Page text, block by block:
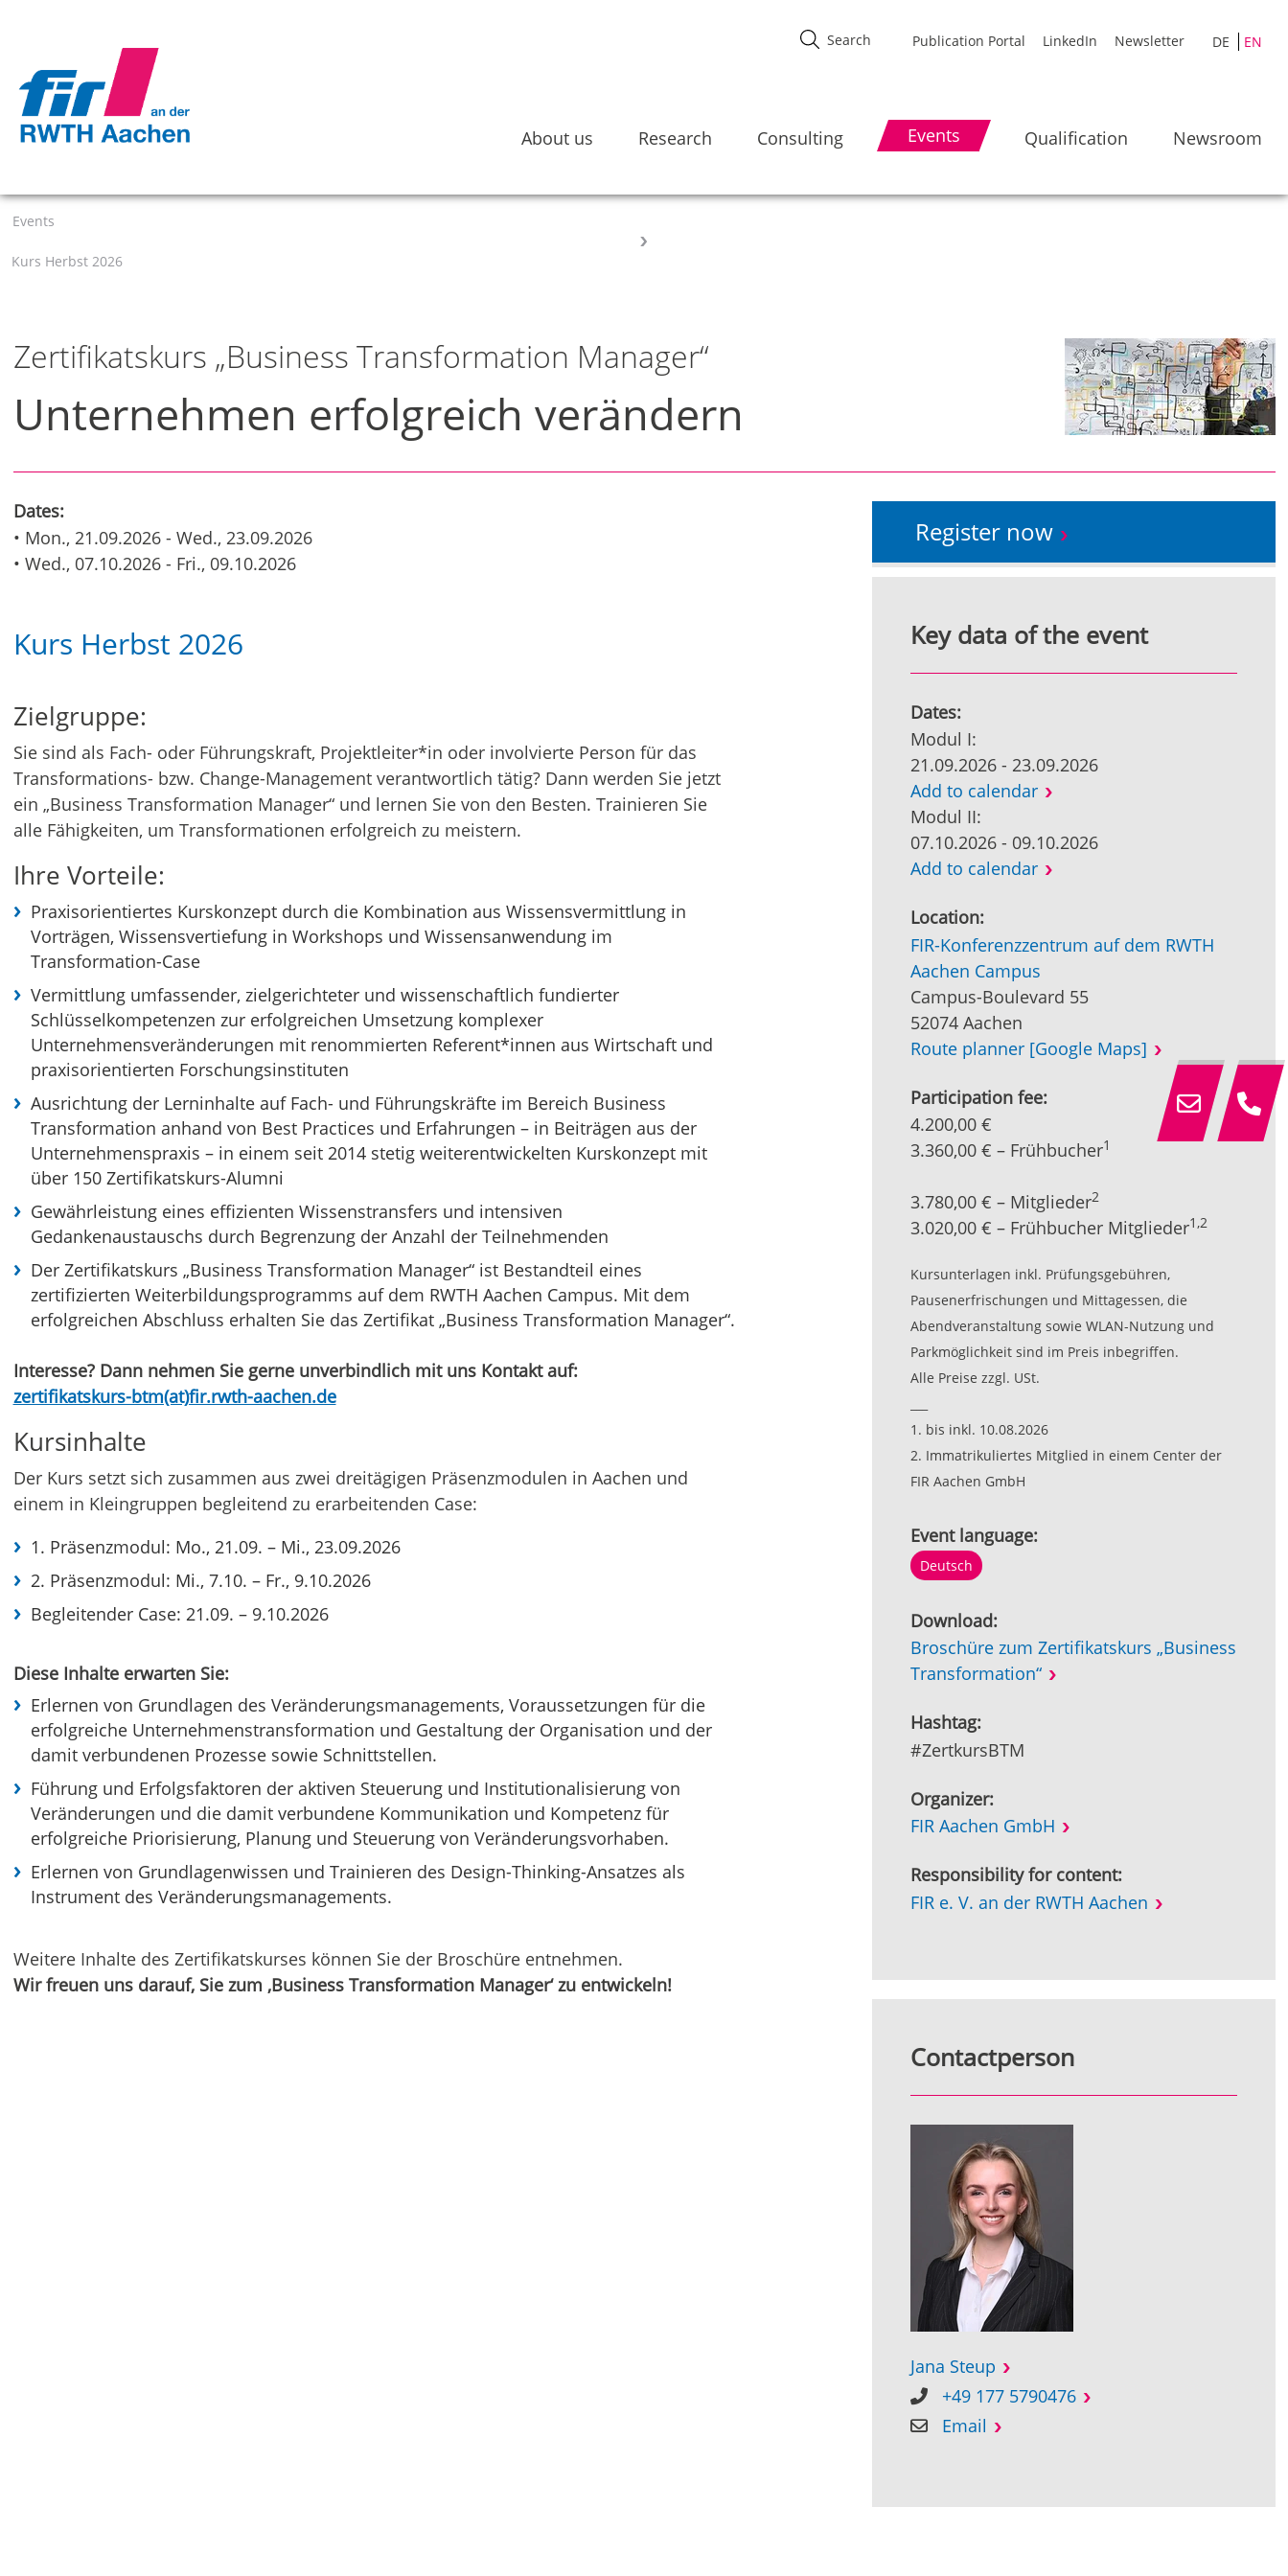
Publication Portal LinkedIn Newsletter DE EN
About us Research Consulting Events Qualification Newsroom
Events
Kurs Herbst 2026
Zertifikatskurs „Business Transformation Manager“
Unternehmen erfolgreich verändern
Dates:
• Mon., 21.09.2026 - Wed., 23.09.2026
• Wed., 07.10.2026 - Fri., 09.10.2026
Kurs Herbst 2026
Zielgruppe:
Sie sind als Fach- oder Führungskraft, Projektleiter*in oder involvierte Person für das
Transformations- bzw. Change-Management verantwortlich tätig? Dann werden Sie jetzt
ein „Business Transformation Manager“ und lernen Sie von den Besten. Trainieren Sie
alle Fähigkeiten, um Transformationen erfolgreich zu meistern.
Ihre Vorteile:
Praxisorientiertes Kurskonzept durch die Kombination aus Wissensvermittlung in
Vorträgen, Wissensvertiefung in Workshops und Wissensanwendung im
Transformation-Case
Vermittlung umfassender, zielgerichteter und wissenschaftlich fundierter
Schlüsselkompetenzen zur erfolgreichen Umsetzung komplexer
Unternehmensveränderungen mit renommierten Referent*innen aus Wirtschaft und
praxisorientierten Forschungsinstituten
Ausrichtung der Lerninhalte auf Fach- und Führungskräfte im Bereich Business
Transformation anhand von Best Practices und Erfahrungen – in Beiträgen aus der
Unternehmenspraxis – in einem seit 2014 stetig weiterentwickelten Kurskonzept mit
über 150 Zertifikatskurs-Alumni
Gewährleistung eines effizienten Wissenstransfers und intensiven
Gedankenaustauschs durch Begrenzung der Anzahl der Teilnehmenden
Der Zertifikatskurs „Business Transformation Manager“ ist Bestandteil eines
zertifizierten Weiterbildungsprogramms auf dem RWTH Aachen Campus. Mit dem
erfolgreichen Abschluss erhalten Sie das Zertifikat „Business Transformation Manager“.
Interesse? Dann nehmen Sie gerne unverbindlich mit uns Kontakt auf:
zertifikatskurs-btm(at)fir.rwth-aachen.de
Kursinhalte
Der Kurs setzt sich zusammen aus zwei dreitägigen Präsenzmodulen in Aachen und
einem in Kleingruppen begleitend zu erarbeitenden Case:
1. Präsenzmodul: Mo., 21.09. – Mi., 23.09.2026
2. Präsenzmodul: Mi., 7.10. – Fr., 9.10.2026
Begleitender Case: 21.09. – 9.10.2026
Diese Inhalte erwarten Sie:
Erlernen von Grundlagen des Veränderungsmanagements, Voraussetzungen für die
erfolgreiche Unternehmenstransformation und Gestaltung der Organisation und der
damit verbundenen Prozesse sowie Schnittstellen.
Führung und Erfolgsfaktoren der aktiven Steuerung und Institutionalisierung von
Veränderungen und die damit verbundene Kommunikation und Kompetenz für
erfolgreiche Priorisierung, Planung und Steuerung von Veränderungsvorhaben.
Erlernen von Grundlagenwissen und Trainieren des Design-Thinking-Ansatzes als
Instrument des Veränderungsmanagements.
Weitere Inhalte des Zertifikatskurses können Sie der Broschüre entnehmen.
Wir freuen uns darauf, Sie zum ‚Business Transformation Manager‘ zu entwickeln!
Register now
Key data of the event
Dates:
Modul I:
21.09.2026 - 23.09.2026
Add to calendar
Modul II:
07.10.2026 - 09.10.2026
Add to calendar
Location:
FIR-Konferenzzentrum auf dem RWTH
Aachen Campus
Campus-Boulevard 55
52074 Aachen
Route planner [Google Maps]
Participation fee:
4.200,00 €
3.360,00 € – Frühbucher1
3.780,00 € – Mitglieder2
3.020,00 € – Frühbucher Mitglieder1,2
Kursunterlagen inkl. Prüfungsgebühren,
Pausenerfrischungen und Mittagessen, die
Abendveranstaltung sowie WLAN-Nutzung und
Parkmöglichkeit sind im Preis inbegriffen.
Alle Preise zzgl. USt.
1. bis inkl. 10.08.2026
2. Immatrikuliertes Mitglied in einem Center der
FIR Aachen GmbH
Event language:
Deutsch
Download:
Broschüre zum Zertifikatskurs „Business
Transformation“
Hashtag:
#ZertkursBTM
Organizer:
FIR Aachen GmbH
Responsibility for content:
FIR e. V. an der RWTH Aachen
Contactperson
Jana Steup
+49 177 5790476
Email